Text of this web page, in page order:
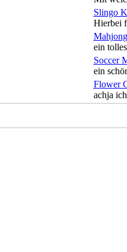
Slingo
Hierbei
ein
Soccer
ein
Flower
achja